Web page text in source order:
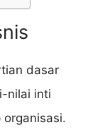
dasar
nilai inti